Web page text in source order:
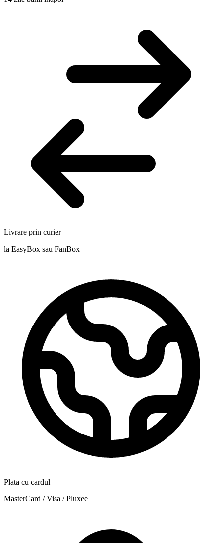
Livrare prin curier
la EasyBox sau FanBox
Plata cu cardul
MasterCard / Visa / Pluxee